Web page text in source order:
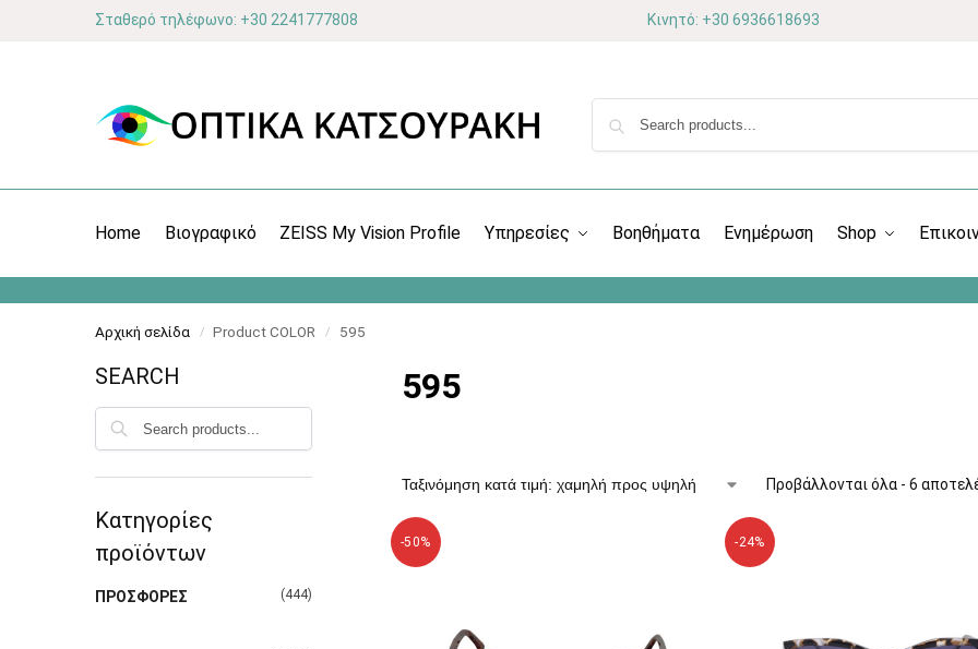
Σταθερό τηλέφωνο: +30 2241777808 Κινητό: +30 6936618693
Home Βιογραφικό ZEISS My Vision Profile Υπηρεσίες Βοηθήματα Ενημέρωση Shop
Αρχική σελίδα / Product COLOR / 595
595
Προβάλλονται όλα - 6
-50% -24%
SEARCH
Κατηγορίες
προϊόντων
ΠΡΟΣΦΟΡΕΣ (444)